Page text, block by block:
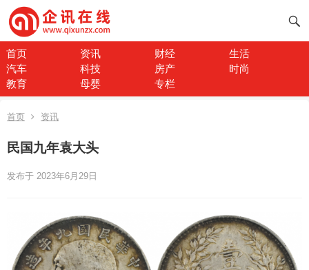
首页 资讯 财经
生活
汽车
科技 房产
时尚
教育
母婴 专栏
首页 资讯
民国九年袁大头
发布于 2023年6月29日